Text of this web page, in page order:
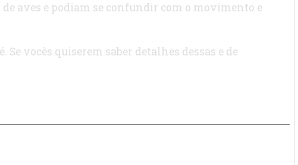
aves e podiam se confundir com o movimento e
vocês quiserem saber detalhes dessas e de